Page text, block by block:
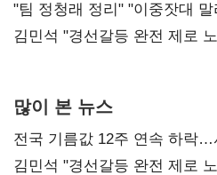
"팀 정청래 정리" "이중잣대
다툼 격화
김민석 "경선갈등 완전 제로
많이 본 뉴스
전국 기름값 12주 연속 하락…
김민석 "경선갈등 완전 제로